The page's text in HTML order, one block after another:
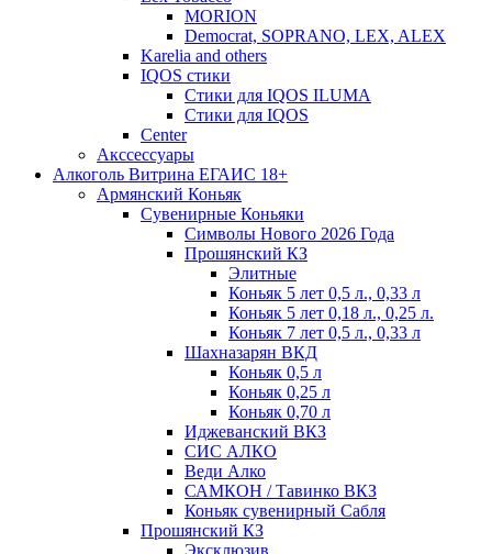
MORION
Democrat, SOPRANO, LEX, ALEX
Karelia and others
IQOS стики
Стики для IQOS ILUMA
Стики для IQOS
Сenter
Акссессуары
Алкоголь Витрина ЕГАИС 18+
Армянский Коньяк
Сувенирные Коньяки
Символы Нового 2026 Года
Прошянский КЗ
Элитные
Коньяк 5 лет 0,5 л., 0,33 л
Коньяк 5 лет 0,18 л., 0,25 л.
Коньяк 7 лет 0,5 л., 0,33 л
Шахназарян ВКД
Коньяк 0,5 л
Коньяк 0,25 л
Коньяк 0,70 л
Иджеванский ВКЗ
СИС АЛКО
Веди Алко
САМКОН / Тавинко ВКЗ
Коньяк сувенирный Сабля
Прошянский КЗ
Эксклюзив